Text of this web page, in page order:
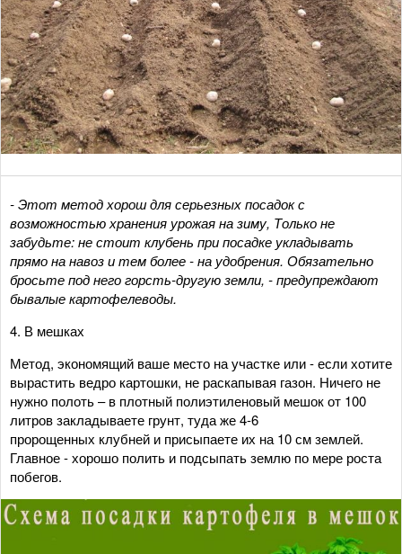
- Этот метод хорош для серьезных посадок с
возможностью хранения урожая на зиму, Только не
забудьте: не стоит клубень при посадке укладывать
прямо на навоз и тем более - на удобрения. Обязательно
бросьте под него горсть-другую земли, - предупреждают
бывалые картофелеводы.
4. В мешках
Метод, экономящий ваше место на участке или - если хотите
вырастить ведро картошки, не раскапывая газон. Ничего не
нужно полоть – в плотный полиэтиленовый мешок от 100
литров закладываете грунт, туда же 4-6
пророщенных клубней и присыпаете их на 10 см землей.
Главное - хорошо полить и подсыпать землю по мере роста
побегов.